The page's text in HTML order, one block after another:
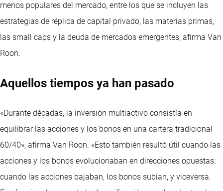
menos populares del mercado, entre los que se incluyen las
estrategias de réplica de capital privado, las materias primas,
las small caps y la deuda de mercados emergentes, afirma Van
Roon.
Aquellos tiempos ya han pasado
«Durante décadas, la inversión multiactivo consistía en
equilibrar las acciones y los bonos en una cartera tradicional
60/40», afirma Van Roon. «Esto también resultó útil cuando las
acciones y los bonos evolucionaban en direcciones opuestas:
cuando las acciones bajaban, los bonos subían, y viceversa.